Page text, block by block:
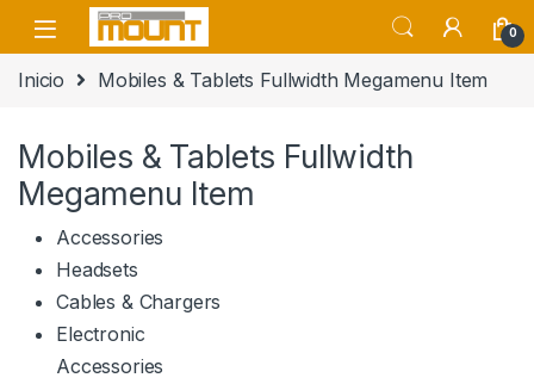
Saltar a navegación
saltar al contenido
0
Inicio Mobiles & Tablets Fullwidth Megamenu Item
Mobiles & Tablets Fullwidth
Megamenu Item
Accessories
Headsets
Cables & Chargers
Electronic
Accessories